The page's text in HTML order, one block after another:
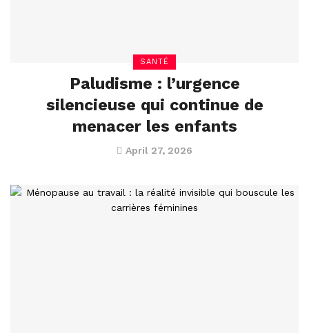
SANTÉ
Paludisme : l’urgence
silencieuse qui continue de
menacer les enfants
April 27, 2026